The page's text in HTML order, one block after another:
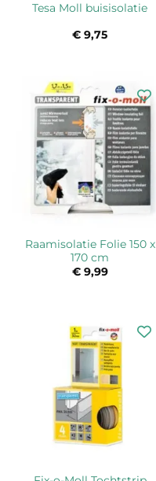
Tesa Moll buisisolatie
€ 9,75
Raamisolatie Folie 150 x
170 cm
€9,99